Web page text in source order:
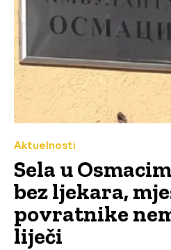
Aktuelnosti
Sela u
bez ljekara,
povratnike
liječi